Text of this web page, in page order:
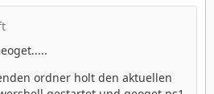
ordner holt den aktuellen